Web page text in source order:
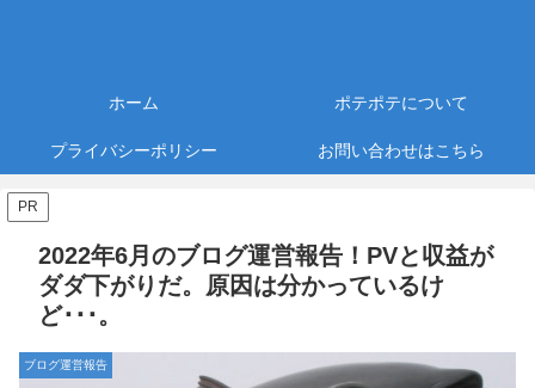
ホーム ポテポテについて
プライバシーポリシー お問い合わせはこちら
PR
2022年6月のブログ運営報告！PVと収益が
ダダ下がりだ。原因は分かっているけ
ど･･･。
ブログ運営報告